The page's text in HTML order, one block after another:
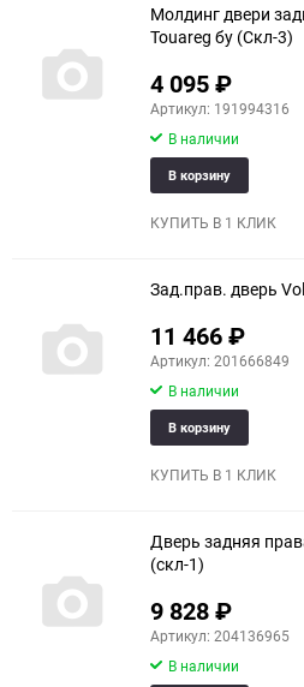
Молдинг двери
Touareg бу (Скл-3)
4 095₽
Артикул: 191994316
В наличии
В корзину
КУПИТЬ В 1 КЛИК
Зад.прав. дверь
11 466₽
Артикул: 201666849
В наличии
В корзину
КУПИТЬ В 1 КЛИК
Дверь задняя
(скл-1)
9 828₽
Артикул: 204136965
В наличии